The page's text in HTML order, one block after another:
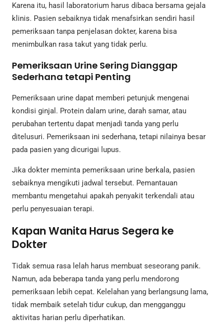
Karena itu, hasil laboratorium harus dibaca bersama gejala
klinis. Pasien sebaiknya tidak menafsirkan sendiri hasil
pemeriksaan tanpa penjelasan dokter, karena bisa
menimbulkan rasa takut yang tidak perlu.
Pemeriksaan Urine Sering Dianggap
Sederhana tetapi Penting
Pemeriksaan urine dapat memberi petunjuk mengenai
kondisi ginjal. Protein dalam urine, darah samar, atau
perubahan tertentu dapat menjadi tanda yang perlu
ditelusuri. Pemeriksaan ini sederhana, tetapi nilainya besar
pada pasien yang dicurigai lupus.
Jika dokter meminta pemeriksaan urine berkala, pasien
sebaiknya mengikuti jadwal tersebut. Pemantauan
membantu mengetahui apakah penyakit terkendali atau
perlu penyesuaian terapi.
Kapan Wanita Harus Segera ke
Dokter
Tidak semua rasa lelah harus membuat seseorang panik.
Namun, ada beberapa tanda yang perlu mendorong
pemeriksaan lebih cepat. Kelelahan yang berlangsung lama,
tidak membaik setelah tidur cukup, dan mengganggu
aktivitas harian perlu diperhatikan.